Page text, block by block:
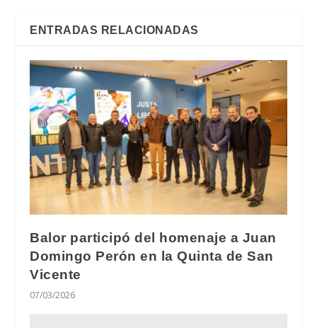
ENTRADAS RELACIONADAS
Balor participó del homenaje a Juan
Domingo Perón en la Quinta de San
Vicente
07/03/2026